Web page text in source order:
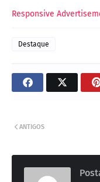
Responsive
Destaque
ANTIGOS